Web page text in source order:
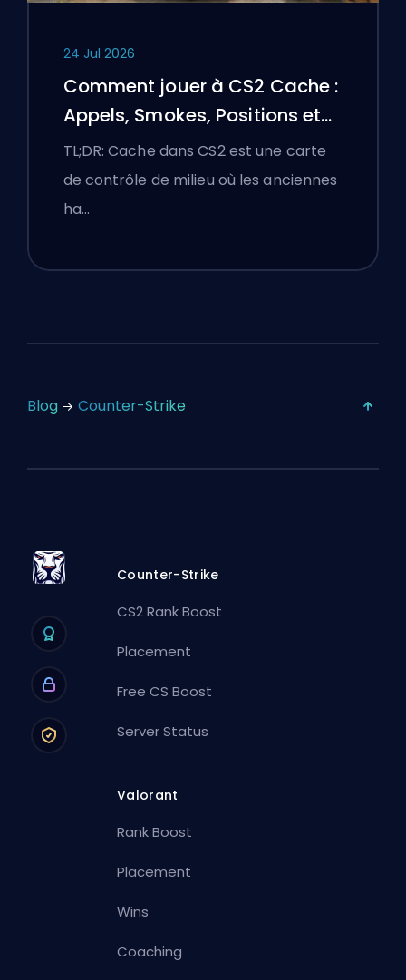
24 Jul 2026
Comment jouer à CS2 Cache :
Appels, Smokes, Positions et
Conseils Premier
TL;DR: Cache dans CS2 est une carte
de contrôle de milieu où les anciennes
ha…
Blog Counter-Strike
Counter-Strike
CS2 Rank Boost
Placement
Free CS Boost
Server Status
Valorant
Rank Boost
Placement
Wins
Coaching